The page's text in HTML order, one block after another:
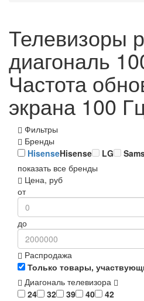
Телевизоры
диагональ
Частота
экрана 100
Фильтры
Бренды
HisenseHisense LG
показать все бренды
Цена, руб
от
до
Распродажа
Только товары,
Диагональ телевизора
24
32 39 40
42